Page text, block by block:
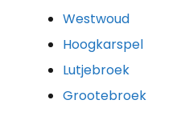
Westwoud
Hoogkarspel
Lutjebroek
Grootebroek